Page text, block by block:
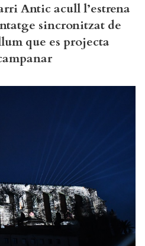
Antic acull l’estrena
sincronitzat de
que es projecta